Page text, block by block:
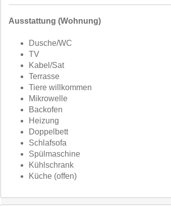
Ausstattung (Wohnung)
Dusche/WC
TV
Kabel/Sat
Terrasse
Tiere willkommen
Mikrowelle
Backofen
Heizung
Doppelbett
Schlafsofa
Spülmaschine
Kühlschrank
Küche (offen)